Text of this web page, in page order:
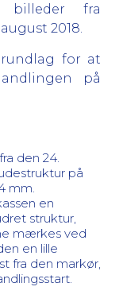
billeder fra
2018.
for at
på
den 24.
på
mm.
en
struktur,
mærkes ved
en lille
fra den markør,